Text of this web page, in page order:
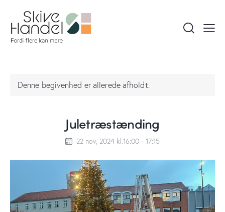
Denne begivenhed er allerede afholdt.
Juletræstænding
22 nov, 2024 kl.16:00 - 17:15